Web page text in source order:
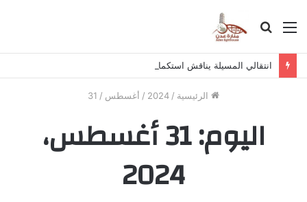
القائمة بحث
انتقالي المسيلة يناقش استكمال برنامج التصعيد الشعبي
الرئيسية /
2024
/ أغسطس /
31
اليوم: 31 أغسطس،
2024